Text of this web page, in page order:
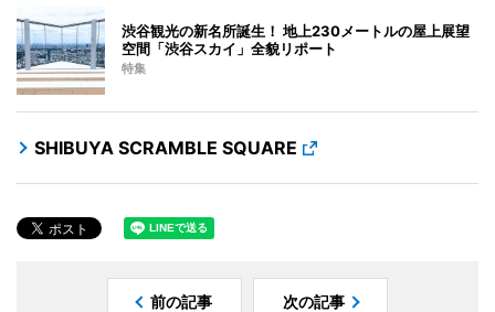
渋谷観光の新名所誕生！ 地上230メートルの屋上展望
空間「渋谷スカイ」全貌リポート
特集
SHIBUYA SCRAMBLE SQUARE
前の記事 次の記事